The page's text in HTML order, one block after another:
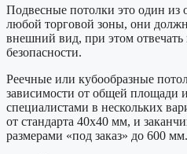
Подвесные потолки это один из
любой торговой зоны, они
внешний вид, при этом отвечать
безопасности.
Реечные или кубообразные
зависимости от общей площади
специалистами в нескольких
от стандарта 40х40 мм, и
размерами «под заказ» до 600 мм.